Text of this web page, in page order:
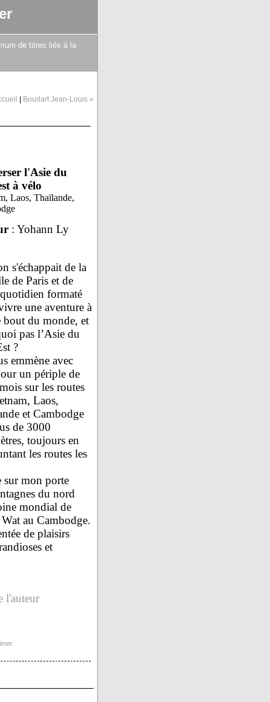
de titres liés à la
| Boudart Jean-Louis »
l'Asie du
à vélo
Laos, Thaïlande,
: Yohann Ly
s'échappait de la
de Paris et de
formaté
une aventure à
bout du monde, et
pas l’Asie du
?
emmène avec
un périple de
sur les routes
Laos,
et Cambodge
de 3000
toujours en
les routes les
sur mon porte
du nord
mondial de
au Cambodge.
de plaisirs
et
l'auteur